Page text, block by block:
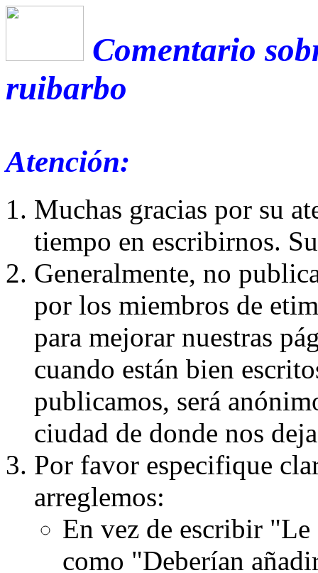
Comentario
ruibarbo
Atención:
Muchas gracias por su
tiempo en escribirnos.
Generalmente, no
por los miembros de
para mejorar nuestras
cuando están bien
publicamos, será
ciudad de donde nos
Por favor especifique
arreglemos:
En vez de escribir
como "Deberían